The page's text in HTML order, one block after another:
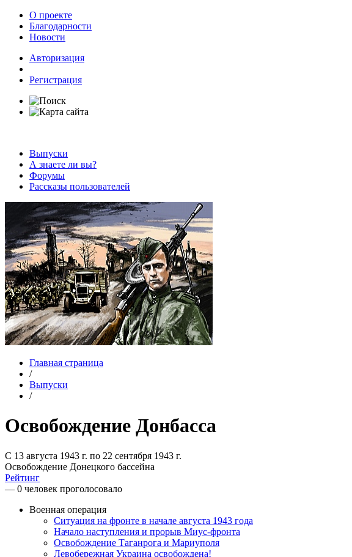
О проекте
Благодарности
Новости
Авторизация
Регистрация
Выпуски
А знаете ли вы?
Форумы
Рассказы пользователей
Главная страница
/
Выпуски
/
Освобождение Донбасса
С 13 августа 1943 г. по 22 сентября 1943 г.
Освобождение Донецкого бассейна
Рейтинг
— 0 человек проголосовало
Военная операция
Ситуация на фронте в начале августа 1943 года
Начало наступления и прорыв Миус-фронта
Освобождение Таганрога и Мариуполя
Левобережная Украина освобождена!